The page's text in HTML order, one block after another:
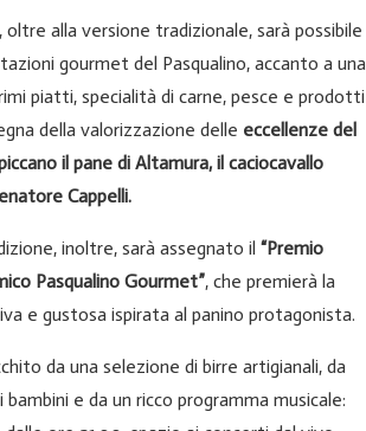
alla versione tradizionale, sarà possibile
gourmet del Pasqualino, accanto a una
piatti, specialità di carne, pesce e prodotti
della valorizzazione delle eccellenze del
il pane di Altamura, il caciocavallo
Cappelli.
inoltre, sarà assegnato il “Premio
Pasqualino Gourmet”, che premierà la
e gustosa ispirata al panino protagonista.
da una selezione di birre artigianali, da
bambini e da un ricco programma musicale: